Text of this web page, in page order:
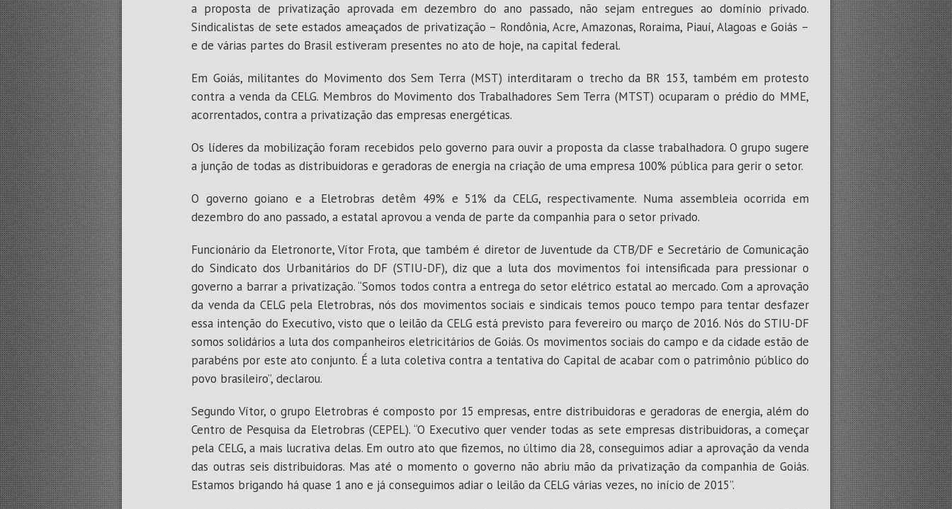
a proposta de privatização aprovada em dezembro do ano passado, não sejam entregues ao domínio privado.
Sindicalistas de sete estados ameaçados de privatização – Rondônia, Acre, Amazonas, Roraima, Piauí, Alagoas e Goiás –
e de várias partes do Brasil estiveram presentes no ato de hoje, na capital federal.
Em Goiás, militantes do Movimento dos Sem Terra (MST) interditaram o trecho da BR 153, também em protesto
contra a venda da CELG. Membros do Movimento dos Trabalhadores Sem Terra (MTST) ocuparam o prédio do MME,
acorrentados, contra a privatização das empresas energéticas.
Os líderes da mobilização foram recebidos pelo governo para ouvir a proposta da classe trabalhadora. O grupo sugere
a junção de todas as distribuidoras e geradoras de energia na criação de uma empresa 100% pública para gerir o setor.
O governo goiano e a Eletrobras detêm 49% e 51% da CELG, respectivamente. Numa assembleia ocorrida em
dezembro do ano passado, a estatal aprovou a venda de parte da companhia para o setor privado.
Funcionário da Eletronorte, Vítor Frota, que também é diretor de Juventude da CTB/DF e Secretário de Comunicação
do Sindicato dos Urbanitários do DF (STIU-DF), diz que a luta dos movimentos foi intensificada para pressionar o
governo a barrar a privatização. “Somos todos contra a entrega do setor elétrico estatal ao mercado. Com a aprovação
da venda da CELG pela Eletrobras, nós dos movimentos sociais e sindicais temos pouco tempo para tentar desfazer
essa intenção do Executivo, visto que o leilão da CELG está previsto para fevereiro ou março de 2016. Nós do STIU-DF
somos solidários a luta dos companheiros eletricitários de Goiás. Os movimentos sociais do campo e da cidade estão de
parabéns por este ato conjunto. É a luta coletiva contra a tentativa do Capital de acabar com o patrimônio público do
povo brasileiro”, declarou.
Segundo Vítor, o grupo Eletrobras é composto por 15 empresas, entre distribuidoras e geradoras de energia, além do
Centro de Pesquisa da Eletrobras (CEPEL). “O Executivo quer vender todas as sete empresas distribuidoras, a começar
pela CELG, a mais lucrativa delas. Em outro ato que fizemos, no último dia 28, conseguimos adiar a aprovação da venda
das outras seis distribuidoras. Mas até o momento o governo não abriu mão da privatização da companhia de Goiás.
Estamos brigando há quase 1 ano e já conseguimos adiar o leilão da CELG várias vezes, no início de 2015”.